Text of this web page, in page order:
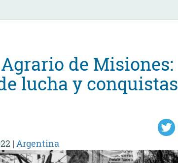
de Misiones:
lucha y conquistas
| Argentina